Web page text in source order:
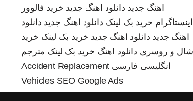
اهنگ جدید دانلود اهنگ جدید خرید فالوور
اینستاگرام خرید بک لینک دانلود اهنگ جدید دانلود
اهنگ جدید دانلود اهنگ جدید خرید بک لینک خرید
شال و روسری دانلود اهنگ خرید بک لینک مترجم
انگلیسی فارسی Accident Replacement
Vehicles SEO Google Ads